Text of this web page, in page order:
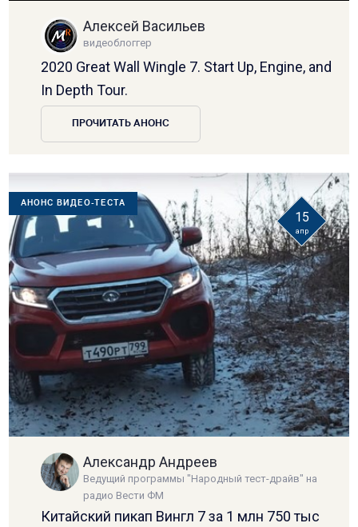
Алексей Васильев
видеоблоггер
2020 Great Wall Wingle 7. Start Up, Engine, and
In Depth Tour.
ПРОЧИТАТЬ АНОНС
АНОНС ВИДЕО-ТЕСТА
15
апр
Александр Андреев
Ведущий программы "Народный тест-драйв" на
радио Вести ФМ
Китайский пикап Вингл 7 за 1 млн 750 тыс